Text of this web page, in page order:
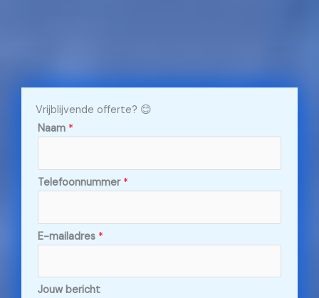
Vrijblijvende offerte? 😊
Naam *
Telefoonnummer *
E-mailadres *
Jouw bericht